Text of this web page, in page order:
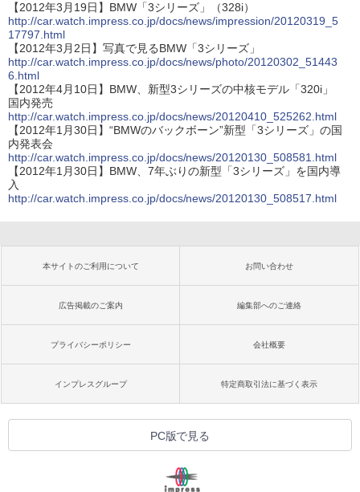
【2012年3月19日】BMW「3シリーズ」（328i）
http://car.watch.impress.co.jp/docs/news/impression/20120319_5
17797.html
【2012年3月2日】写真で見るBMW「3シリーズ」
http://car.watch.impress.co.jp/docs/news/photo/20120302_51443
6.html
【2012年4月10日】BMW、新型3シリーズの中核モデル「320i」
国内発売
http://car.watch.impress.co.jp/docs/news/20120410_525262.html
【2012年1月30日】“BMWのバックボーン”新型「3シリーズ」の国
内発表会
http://car.watch.impress.co.jp/docs/news/20120130_508581.html
【2012年1月30日】BMW、7年ぶりの新型「3シリーズ」を国内導
入
http://car.watch.impress.co.jp/docs/news/20120130_508517.html
本サイトのご利用について お問い合わせ
広告掲載のご案内 編集部へのご連絡
プライバシーポリシー 会社概要
インプレスグループ 特定商取引法に基づく表示
PC版で見る